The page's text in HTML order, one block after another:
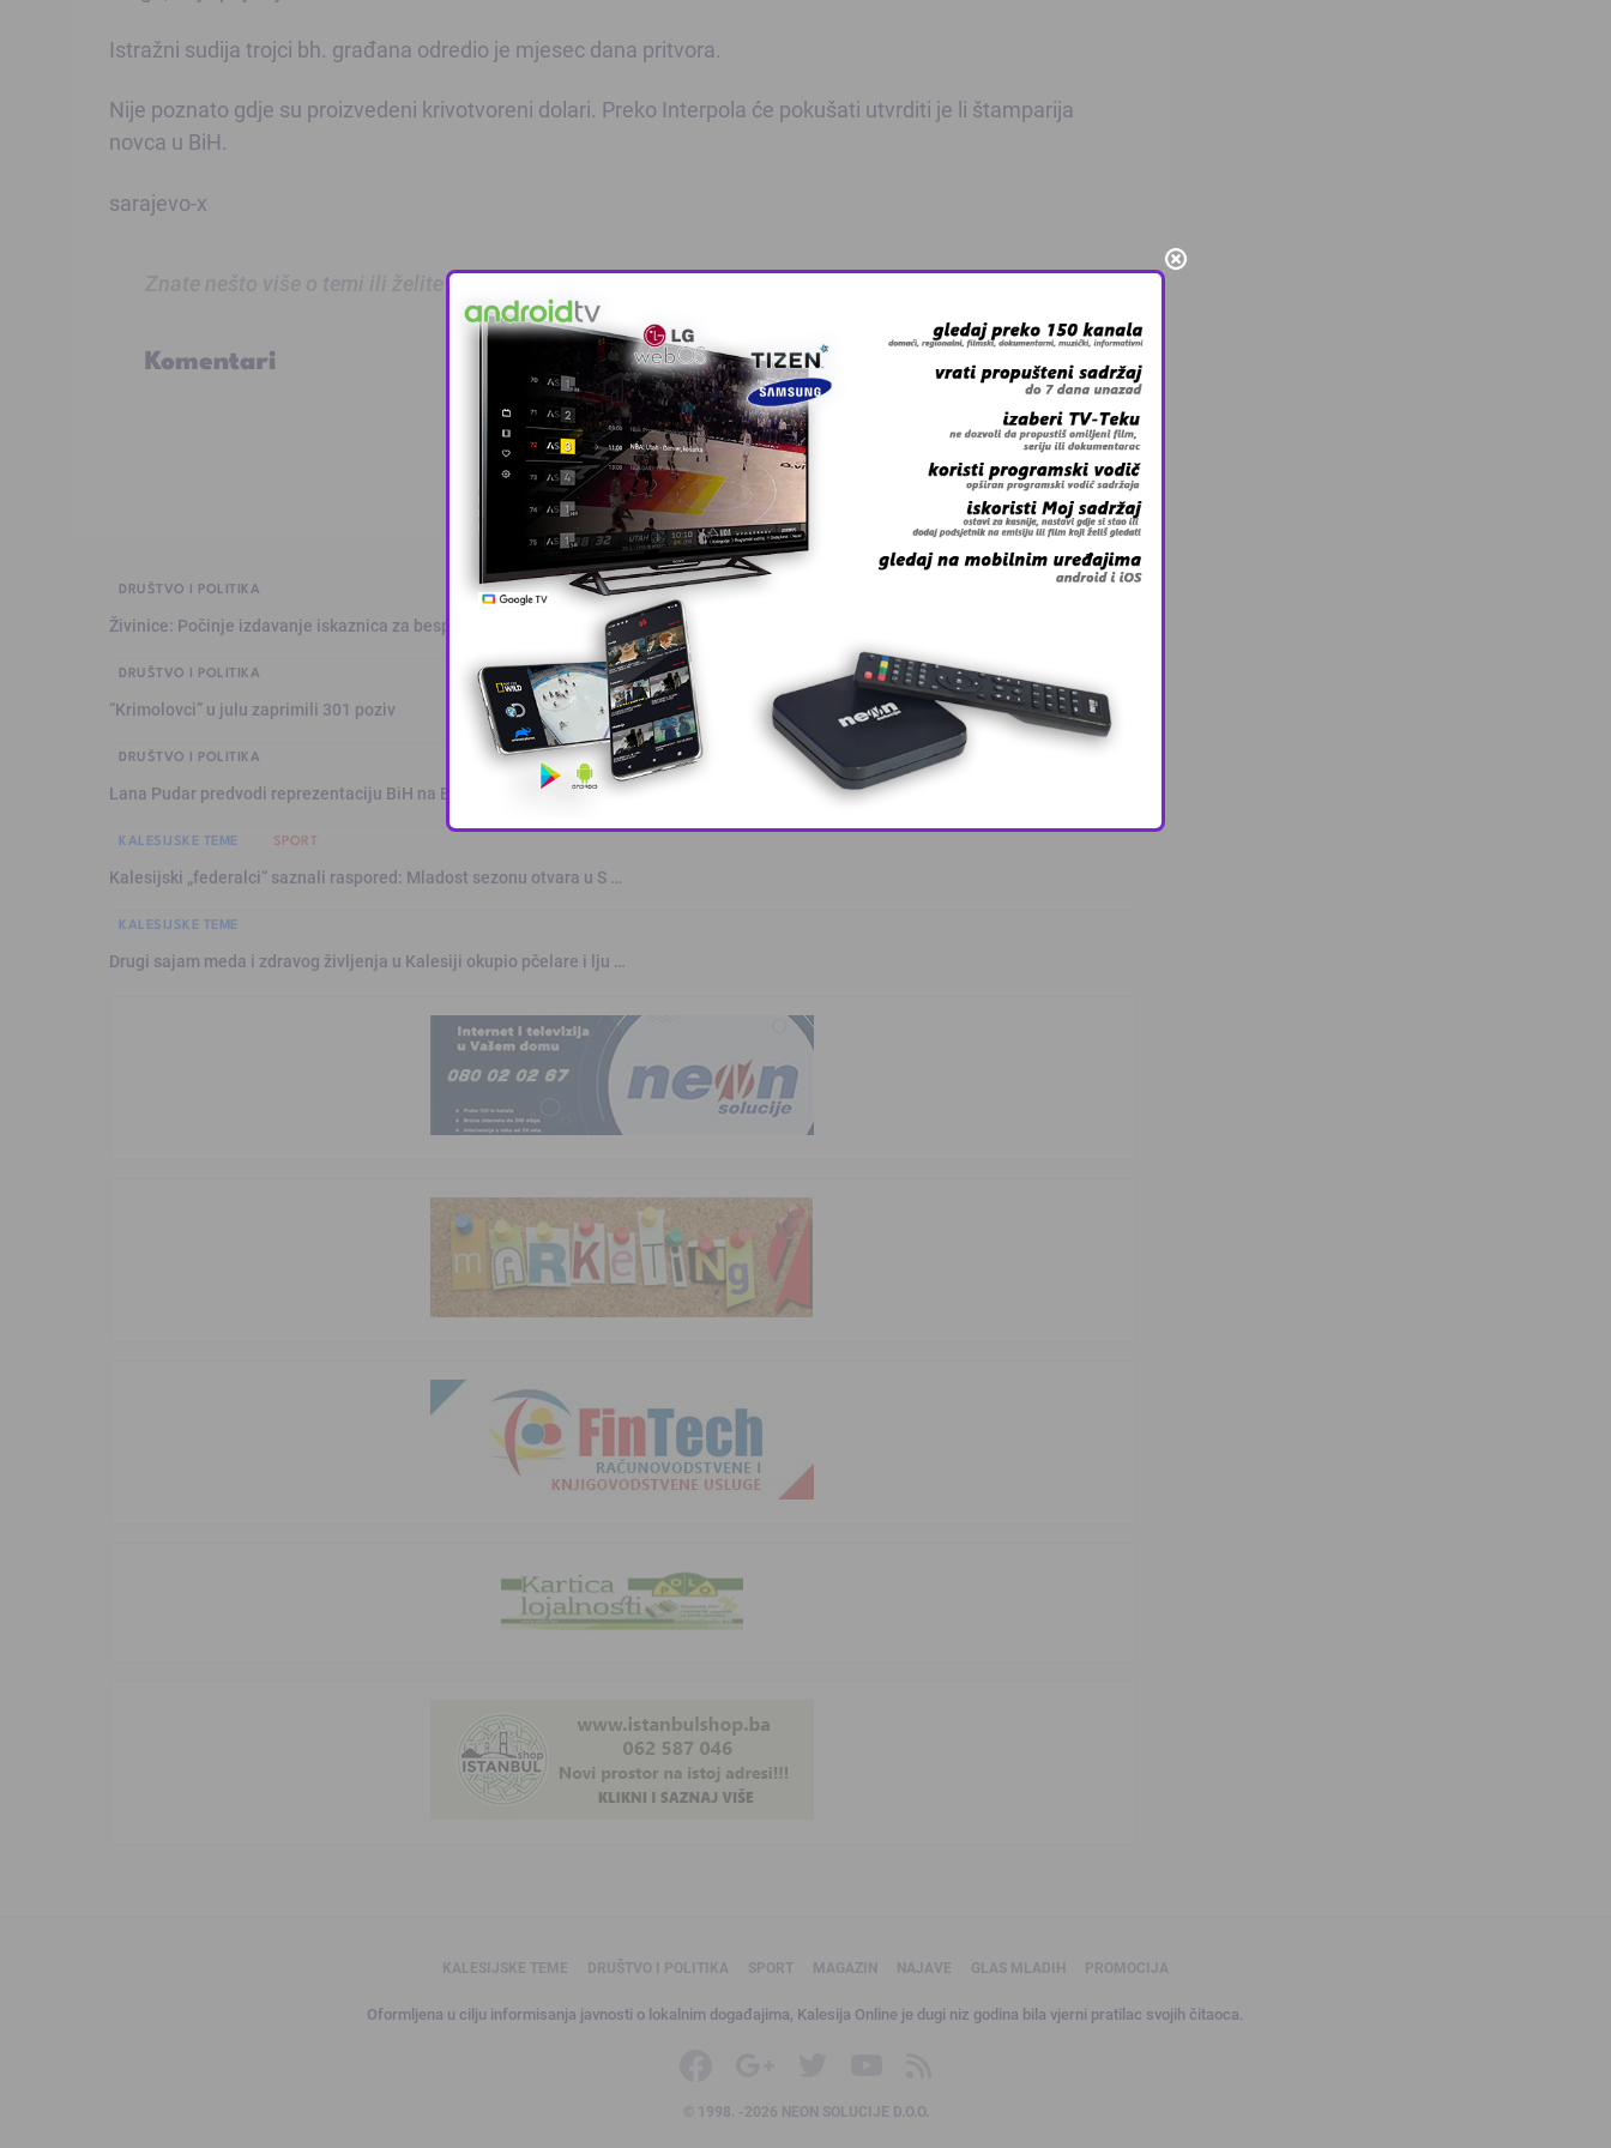
Istražni sudija trojci bh. građana odredio je mjesec dana pritvora.
Nije poznato gdje su proizvedeni krivotvoreni dolari. Preko Interpola će pokušati utvrditi je li štamparija
novca u BiH.
sarajevo-x
Znate nešto više o temi ili želite prijaviti grešku u tekstu?
Komentari
DRUŠTVO I POLITIKA
Živinice: Počinje izdavanje iskaznica za besplatan prevoz
DRUŠTVO I POLITIKA
“Krimolovci” u julu zaprimili 301 poziv
DRUŠTVO I POLITIKA
Lana Pudar predvodi reprezentaciju BiH na Evropskom prvenstvu u Parizu
KALESIJSKE TEME SPORT
Kalesijski „federalci“ saznali raspored: Mladost sezonu otvara u S …
KALESIJSKE TEME
Drugi sajam meda i zdravog življenja u Kalesiji okupio pčelare i lju …
KALESIJSKE TEME DRUŠTVO I POLITIKA SPORT MAGAZIN NAJAVE GLAS MLADIH PROMOCIJA
Oformljena u cilju informisanja javnosti o lokalnim događajima, Kalesija Online je dugi niz godina bila vjerni pratilac svojih čitaoca.
© 1998. -2026 NEON SOLUCIJE D.O.O.